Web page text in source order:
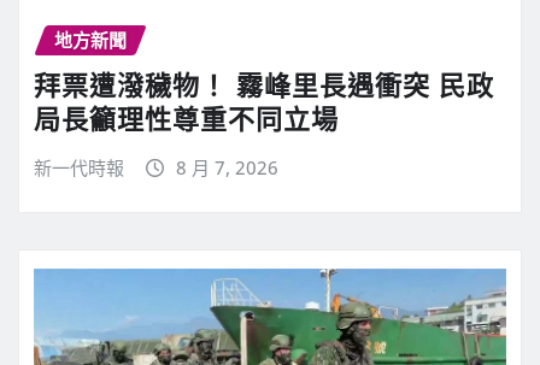
地方新聞
拜票遭潑穢物！ 霧峰里長遇衝突 民政
局長籲理性尊重不同立場
新一代時報 8 月 7, 2026